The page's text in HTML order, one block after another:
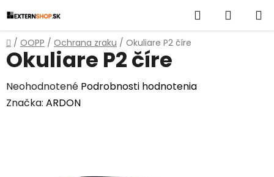
na
obsah
Hľadať
KOŠÍK
Domov
/ OOPP / Ochrana zraku / Okuliare P2 číre
Okuliare P2 číre
Priemerné
hodnotenie
Neohodnotené Podrobnosti hodnotenia
Značka: ARDON